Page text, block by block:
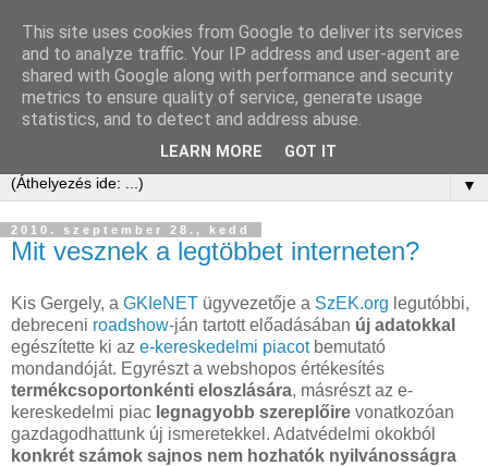
Kis Ervin Egon | e-ker blog
Elektronikus kereskedelem tanácsadás és blog -
laikusoknak, kezdőknek, érdeklődőknek és profiknak
▼
2010. szeptember 28., kedd
Mit vesznek a legtöbbet interneten?
Kis Gergely, a GKIeNET ügyvezetője a SzEK.org legutóbbi,
debreceni roadshow-ján tartott előadásában új adatokkal
egészítette ki az e-kereskedelmi piacotbemutató
mondandóját. Egyrészt a webshopos értékesítés
termékcsoportonkénti eloszlására, másrészt az e-
kereskedelmi piac legnagyobb szereplőire vonatkozóan
gazdagodhattunk új ismeretekkel. Adatvédelmi okokból
konkrét számok sajnos nem hozhatók nyilvánosságra
This site uses cookies from Google to deliver its services
and to analyze traffic. Your IP address and user-agent are
shared with Google along with performance and security
metrics to ensure quality of service, generate usage
statistics, and to detect and address abuse.
LEARN MORE GOT IT